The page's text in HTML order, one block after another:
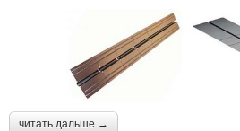
читать дальше →